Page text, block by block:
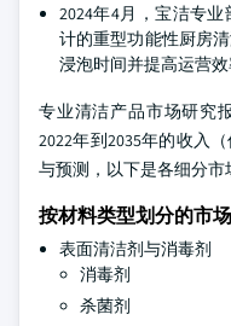
2024年4月，宝洁专
计的重型功能性厨房
浸泡时间并提高运营效
专业清洁产品市场研究
2022年到2035年的收入
与预测，以下是各细分市
按材料类型划分的市场
表面清洁剂与消毒剂
消毒剂
杀菌剂